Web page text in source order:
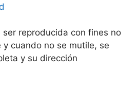
ser reproducida con fines no
y cuando no se mutile, se
y su dirección